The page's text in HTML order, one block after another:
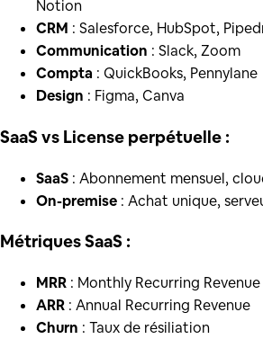
Notion
CRM : Salesforce, HubSpot,
Communication : Slack, Zoom
Compta : QuickBooks, Pennylane
Design : Figma, Canva
SaaS vs License perpétuelle :
SaaS : Abonnement mensuel,
On-premise : Achat unique,
Métriques SaaS :
MRR : Monthly Recurring Revenue
ARR : Annual Recurring Revenue
Churn : Taux de résiliation